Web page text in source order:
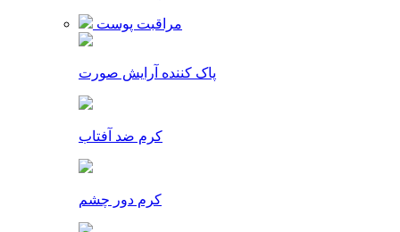
مراقبت پوست
پاک کننده آرایش صورت
کرم ضد آفتاب
کرم دور چشم